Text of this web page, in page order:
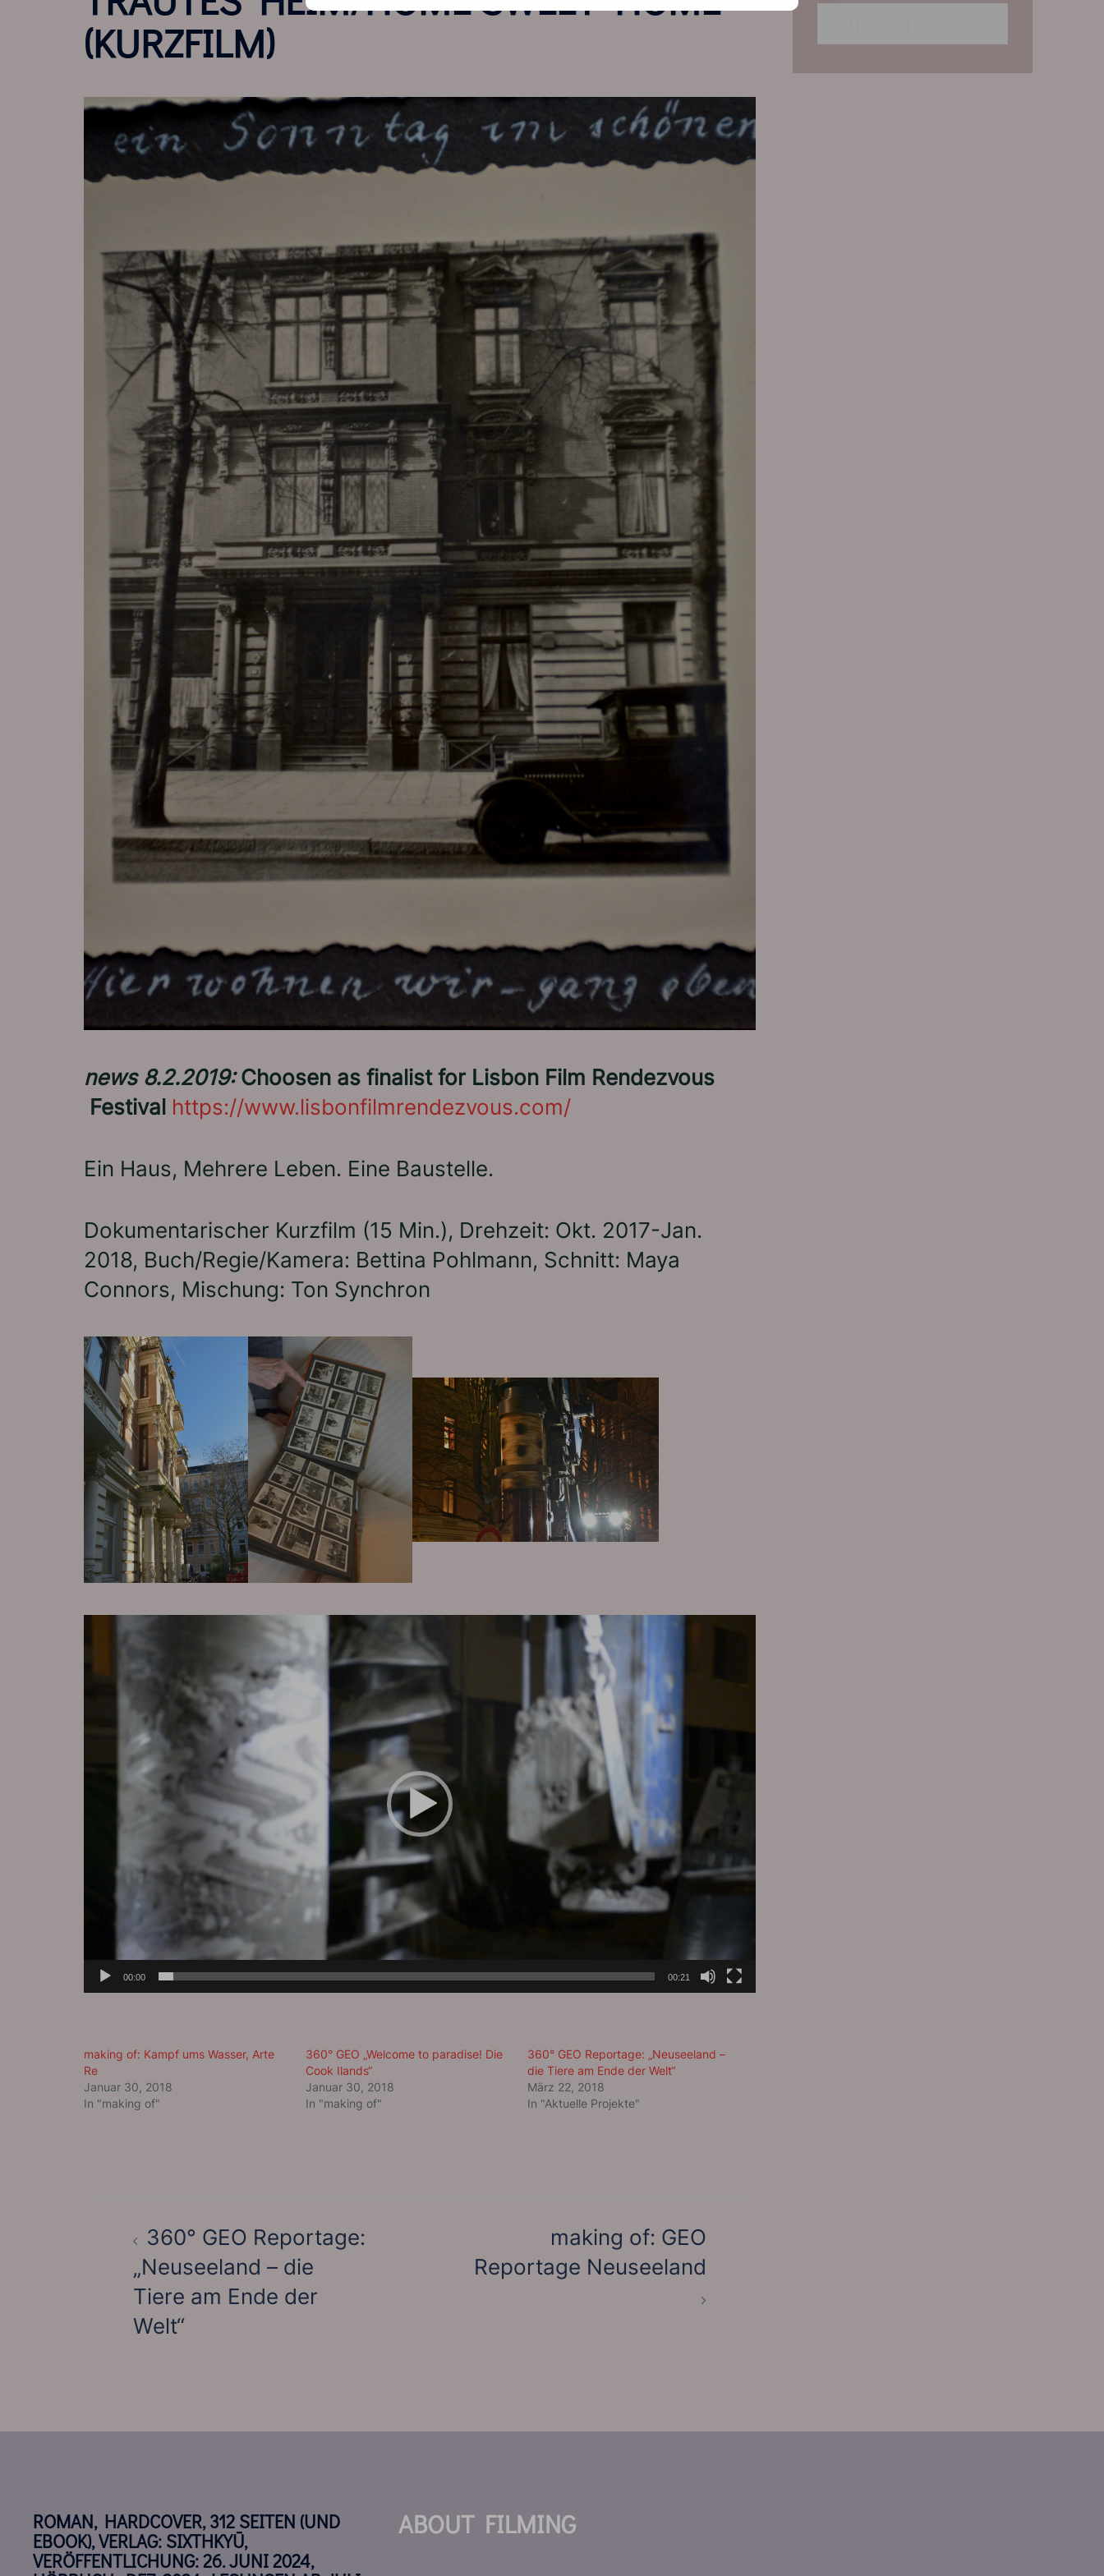
(KURZFILM)
news 8.2.2019:Choosen as finalist for Lisbon Film Rendezvous
Festival https://www.lisbonfilmrendezvous.com/
Ein Haus, Mehrere Leben. Eine Baustelle.
Dokumentarischer Kurzfilm (15 Min.), Drehzeit: Okt. 2017-Jan.
2018, Buch/Regie/Kamera: Bettina Pohlmann, Schnitt: Maya
Connors, Mischung: Ton Synchron
Video-
Player
00:00 00:21
making of: Kampf ums Wasser, Arte
Re
Januar 30, 2018
In "making of"
360° GEO „Welcome to paradise! Die
Cook Ilands“
Januar 30, 2018
In "making of"
360° GEO Reportage: „Neuseeland –
die Tiere am Ende der Welt“
März 22, 2018
In "Aktuelle Projekte"
360° GEO Reportage:
„Neuseeland – die
Tiere am Ende der
Welt“
making of: GEO
Reportage Neuseeland
nach:
ROMAN, HARDCOVER, 312 SEITEN (UND
EBOOK), VERLAG: SIXTHKYŪ,
VERÖFFENTLICHUNG: 26. JUNI 2024,
ABOUT FILMING